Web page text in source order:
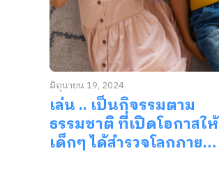
เล่น .. เป็นกิจรรมตาม
ธรรมชาติ ที่เปิดโอกาสให้
เด็กๆ ได้สำรวจโลกภาย…
มิถุนายน 19, 2024